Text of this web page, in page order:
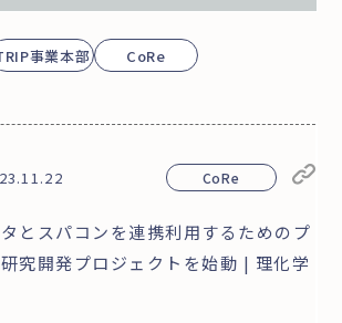
事業本部 CoRe
とスパコンを連携利用するためのプ
究開発プロジェクトを始動 | 理化学
CoRe